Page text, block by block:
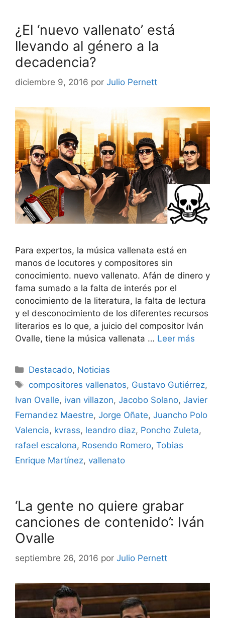
¿El ‘nuevo vallenato’ está
llevando al género a la
decadencia?
diciembre 9, 2016 por Julio Pernett
Para expertos, la música vallenata está en
manos de locutores y compositores sin
conocimiento. nuevo vallenato. Afán de dinero y
fama sumado a la falta de interés por el
conocimiento de la literatura, la falta de lectura
y el desconocimiento de los diferentes recursos
literarios es lo que, a juicio del compositor Iván
Ovalle, tiene la música vallenata … Leer más
Destacado, Noticias
compositores vallenatos, Gustavo Gutiérrez,
Ivan Ovalle, ivan villazon, Jacobo Solano, Javier
Fernandez Maestre, Jorge Oñate, Juancho Polo
Valencia, kvrass, leandro diaz, Poncho Zuleta,
rafael escalona, Rosendo Romero, Tobias
Enrique Martínez, vallenato
‘La gente no quiere grabar
canciones de contenido’: Iván
Ovalle
septiembre 26, 2016 por Julio Pernett